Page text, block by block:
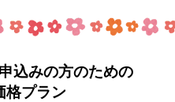
込みの方のための
格プラン